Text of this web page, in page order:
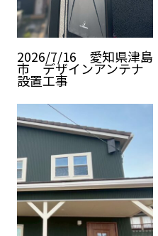
2026/7/16 愛知県津島
市 デザインアンテナ
設置工事